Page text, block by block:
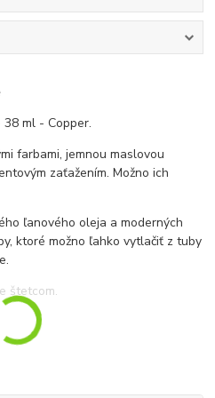
ml - Copper.
farbami, jemnou maslovou
zaťažením. Možno ich
ľanového oleja a moderných
ktoré možno ľahko vytlačiť z tuby
štetcom.